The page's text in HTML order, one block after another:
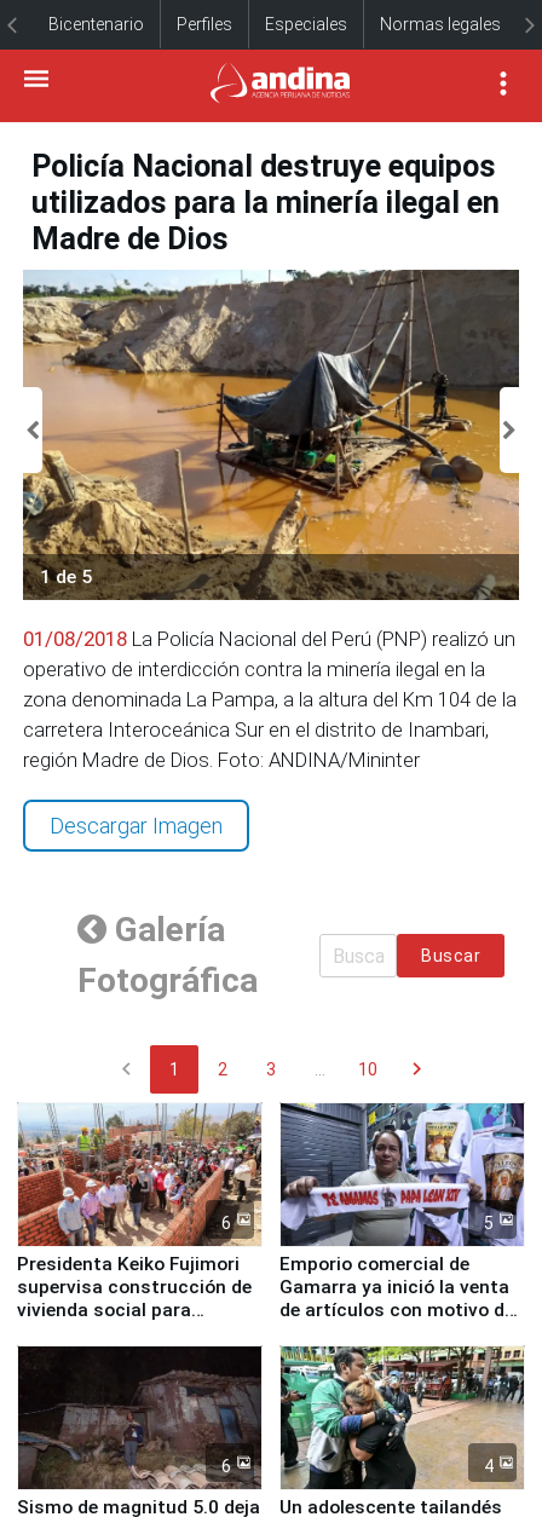
Bicentenario Perfiles Especiales Normas legales
Policía Nacional destruye equipos
utilizados para la minería ilegal en
Madre de Dios
1 de 5
01/08/2018 La Policía Nacional del Perú (PNP) realizó un
operativo de interdicción contra la minería ilegal en la
zona denominada La Pampa, a la altura del Km 104 de la
carretera Interoceánica Sur en el distrito de Inambari,
región Madre de Dios. Foto: ANDINA/Mininter
Descargar Imagen
Galería
Fotográfica
Buscar
chevron_left 1 2 3 ... 10 chevron_right
6
Presidenta Keiko Fujimori
supervisa construcción de
vivienda social para
5
Emporio comercial de
Gamarra ya inició la venta
de artículos con motivo de
6
Sismo de magnitud 5.0 deja
4
Un adolescente tailandés